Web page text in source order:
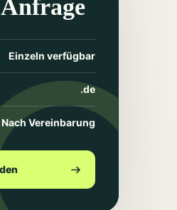
Einzeln verfügbar
.de
Nach Vereinbarung